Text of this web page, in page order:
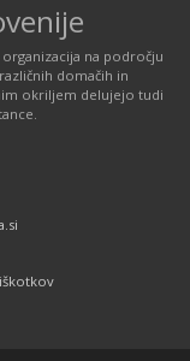
na področju
domačih in
okriljem delujejo tudi